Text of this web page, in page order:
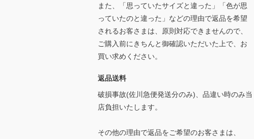
また、「思っていたサイズと違った」「色が思
っていたのと違った」などの理由で返品を希望
されるお客さまは、原則対応できませんので、
ご購入前にきちんと御確認いただいた上で、お
買い求めください。
返品送料
破損事故(佐川急便発送分のみ)、品違い時のみ当
店負担いたします。
その他の理由で返品をご希望のお客さまは、